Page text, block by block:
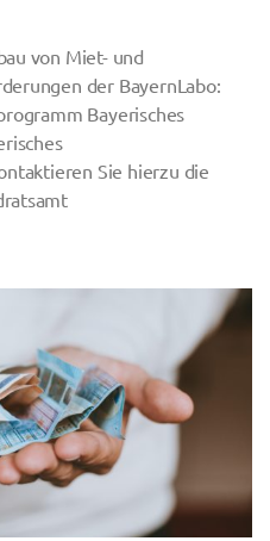
von Miet- und
der BayernLabo:
Bayerisches
Sie hierzu die